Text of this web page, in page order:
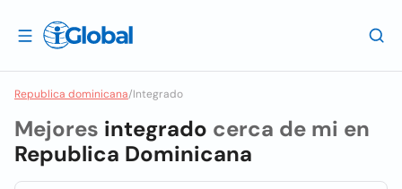
Republica dominicana/Integrado
Mejores integrado cerca de mi en
Republica Dominicana